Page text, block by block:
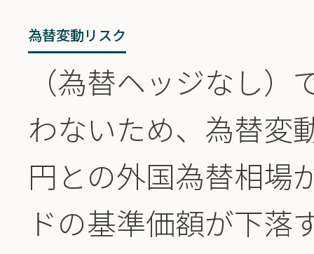
為替変動リスク
（為替ヘッジなし
わないため、為替変
円との外国為替相場
ドの基準価額が下落